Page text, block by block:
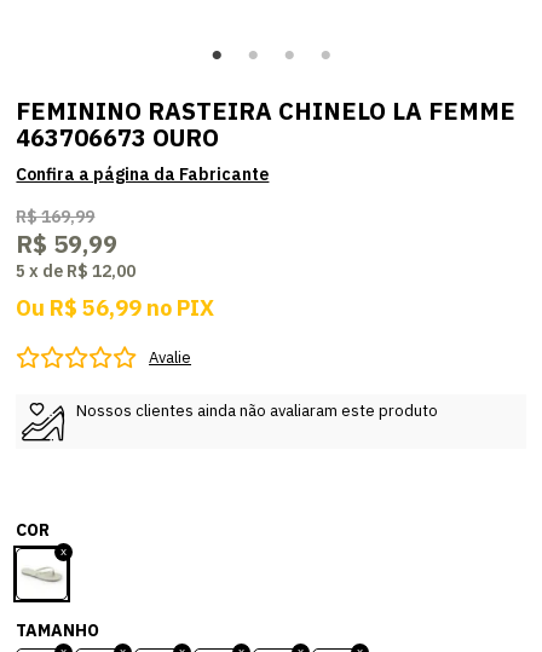
FEMININO RASTEIRA CHINELO LA FEMME
463706673 OURO
R$ 169,99
R$ 59,99
5 x de R$ 12,00
Ou R$ 56,99 no PIX
Avalie
Nossos clientes ainda não avaliaram este produto
COR
TAMANHO